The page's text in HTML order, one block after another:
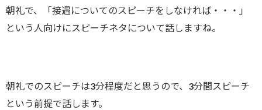
朝礼で、「接遇についてのスピーチをしなければ・・・」
という人向けにスピーチネタについて話しますね。
朝礼でのスピーチは3分程度だと思うので、3分間スピーチ
という前提で話します。